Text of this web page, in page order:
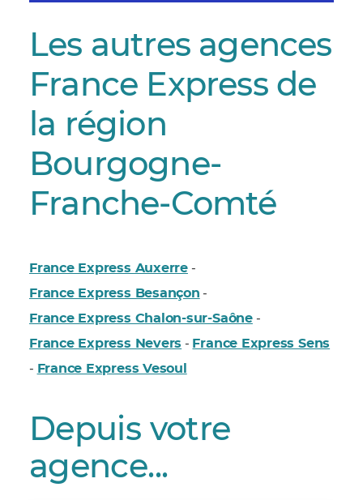
Les autres agences
France Express de
la région
Bourgogne-
Franche-Comté
France Express Auxerre-
France Express Besançon -
France Express Chalon-sur-Saône-
France Express Nevers - France Express Sens
- France Express Vesoul
Depuis votre
agence...